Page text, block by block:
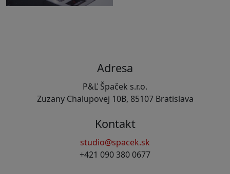
Adresa
P&Ľ Špaček s.r.o.
Zuzany Chalupovej 10B, 85107 Bratislava
Kontakt
studio@spacek.sk
+421 090 380 0677